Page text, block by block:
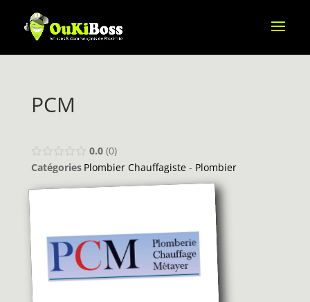
PCM
0.0 0
Catégories Plombier Chauffagiste- Plombier